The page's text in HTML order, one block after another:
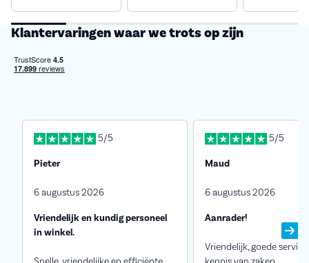
Klantervaringen waar we trots op zijn
5/5
Pieter
6 augustus 2026
Vriendelijk en kundig personeel
in winkel.
5/5
Maud
6 augustus 2026
Aanrader!
Vriendelijk, goede